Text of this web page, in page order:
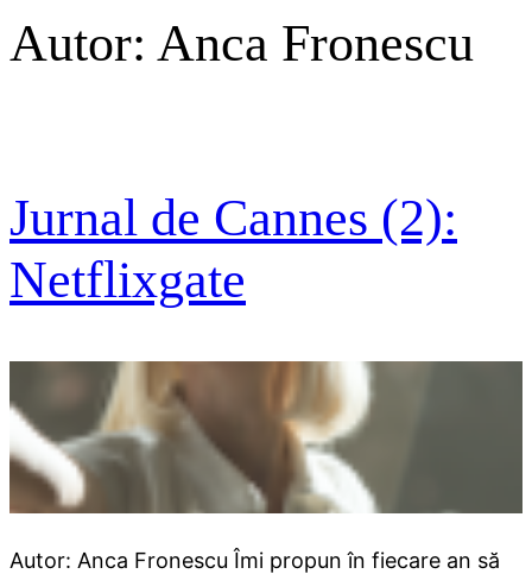
Autor: Anca Fronescu
Jurnal de Cannes (2):
Netflixgate
Autor: Anca Fronescu Îmi propun în fiecare an să